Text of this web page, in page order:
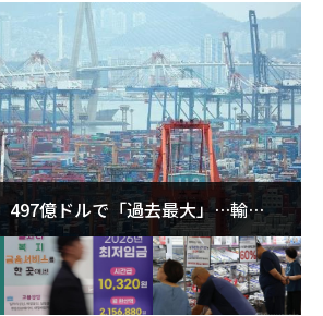
497億ドルで「過去最大」…輸出
突破